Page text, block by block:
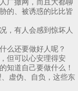
广撒网，而且大都聊
的、被诱惑的比比皆
，有人会感到惊坏人
么还要做好人呢？
但可以心安理得安
知道自己要做什么！
虚伪、自负，这些东